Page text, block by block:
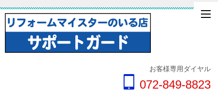
お客様専用ダイヤル
072-849-8823